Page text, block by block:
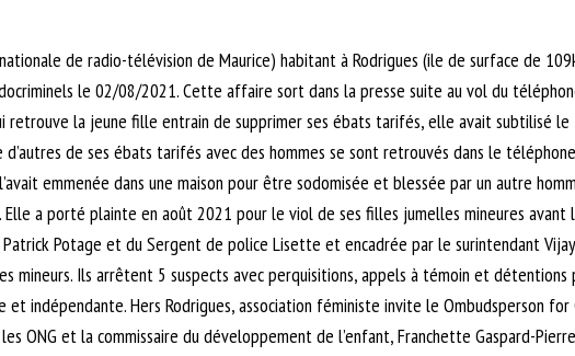
de radio-télévision de Maurice) habitant à Rodrigues (ile de surface de
le 02/08/2021. Cette affaire sort dans la presse suite au vol du
la jeune fille entrain de supprimer ses ébats tarifés, elle avait subtilisé
de ses ébats tarifés avec des hommes se sont retrouvés dans le
emmenée dans une maison pour être sodomisée et blessée par un autre
a porté plainte en août 2021 pour le viol de ses filles jumelles mineures avant
Potage et du Sergent de police Lisette et encadrée par le surintendant
mineurs. Ils arrêtent 5 suspects avec perquisitions, appels à témoin et détentions
indépendante. Hers Rodrigues, association féministe invite le Ombudsperson
ONG et la commissaire du développement de l’enfant, Franchette Gaspard-